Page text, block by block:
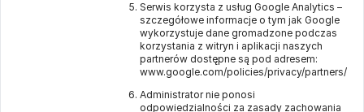
Serwis korzysta z usług Google Analytics –
szczegółowe informacje o tym jak Google
wykorzystuje dane gromadzone podczas
korzystania z witryn i aplikacji naszych
partnerów dostępne są pod adresem:
www.google.com/policies/privacy/partners/
Administrator nie ponosi
odpowiedzialności za zasady zachowania